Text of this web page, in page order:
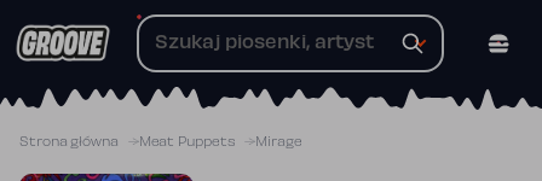
do
Strona główna Meat Puppets Mirage